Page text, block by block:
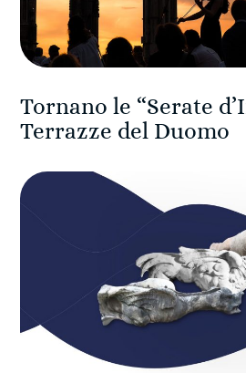
Tornano le “Serate
Terrazze del Duomo